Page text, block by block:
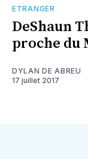
ETRANGER
DeShaun
proche du
DYLAN DE ABREU
17 juillet 2017